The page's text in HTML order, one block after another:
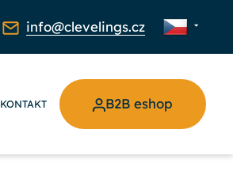
info@clevelings.cz
KONTAKT B2B eshop